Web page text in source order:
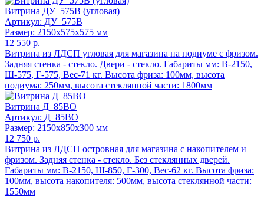
Витрина ДУ_575В (угловая)
Артикул: ДУ_575В
Размер: 2150x575x575 мм
12 550 р.
Витрина из ЛДСП угловая для магазина на подиуме с фризом.
Задняя стенка - стекло. Двери - стекло. Габариты мм: В-2150,
Ш-575, Г-575, Вес-71 кг. Высота фриза: 100мм, высота
подиума: 250мм, высота стеклянной части: 1800мм
Витрина Д_85ВО
Артикул: Д_85ВО
Размер: 2150x850x300 мм
12 750 р.
Витрина из ЛДСП островная для магазина с накопителем и
фризом. Задняя стенка - стекло. Без стеклянных дверей.
Габариты мм: В-2150, Ш-850, Г-300, Вес-62 кг. Высота фриза:
100мм, высота накопителя: 500мм, высота стеклянной части:
1550мм